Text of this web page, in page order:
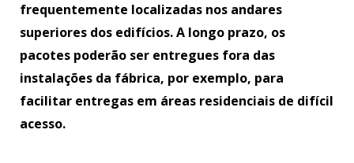
frequentemente localizadas nos andares
superiores dos edifícios. A longo prazo, os
pacotes poderão ser entregues fora das
instalações da fábrica, por exemplo, para
facilitar entregas em áreas residenciais de difícil
acesso.